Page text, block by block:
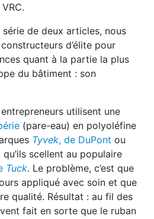
de deux articles, nous
d’élite pour
quant à la partie la plus
du bâtiment : son
utilisent une
(pare-eau) en polyoléfine
Tyvek, de DuPont ou
qu’ils scellent au populaire
Tuck. Le problème, c’est que
appliqué avec soin et que
qualité. Résultat : au fil des
fait en sorte que le ruban